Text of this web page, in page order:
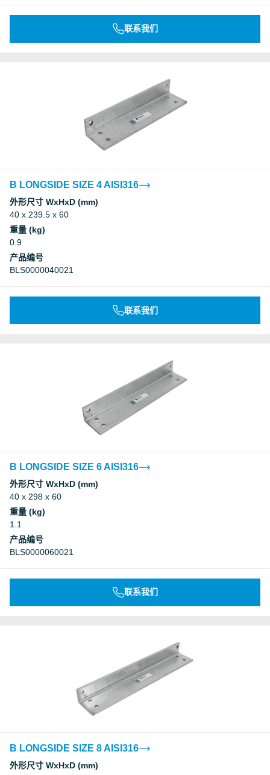
Underwriters Laboratories Inc.
Underwriters Laboratories Inc.
Underwriters Laboratories Inc.
Underwriters Laboratories Inc.
Underwriters Laboratories Inc.
Deutsches Institut für Bautechnik, DIBt
Deutsches Institut für Bautechnik, DIBt
联系我们
B LONGSIDE SIZE 4 AISI316
外形尺寸 WxHxD (mm)
40 x 239.5 x 60
重量 (kg)
0.9
产品编号
BLS0000040021
联系我们
B LONGSIDE SIZE 6 AISI316
外形尺寸 WxHxD (mm)
40 x 298 x 60
重量 (kg)
1.1
产品编号
BLS0000060021
联系我们
B LONGSIDE SIZE 8 AISI316
外形尺寸 WxHxD (mm)